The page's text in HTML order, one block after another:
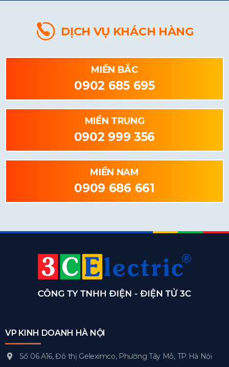
DỊCH VỤ KHÁCH HÀNG
MIỀN BẮC
0902 685 695
MIỀN TRUNG
0902 999 356
MIỀN NAM
0909 686 661
VP KINH DOANH HÀ NỘI
Số 06 A16, Đô thị Geleximco, Phường Tây Mỗ, TP Hà Nội